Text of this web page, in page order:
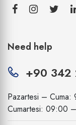
Need help
+90 342
Pazartesi –
Cumartesi: 09:00